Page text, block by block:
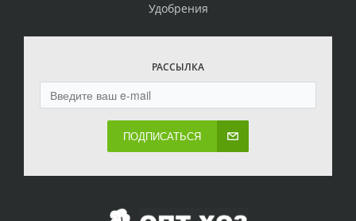
Удобрения
РАССЫЛКА
ПОДПИСАТЬСЯ